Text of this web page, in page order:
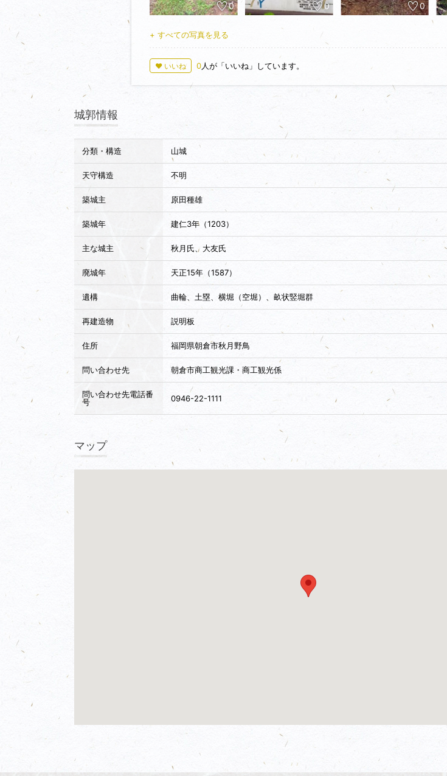
0 0 0
+ すべての写真を見る
♥ いいね 0人が「いいね」しています。
城郭情報
分類・構造 山城
天守構造 不明
築城主 原田種雄
築城年 建仁3年（1203）
主な城主 秋月氏、大友氏
廃城年 天正15年（1587）
遺構 曲輪、土塁、横堀（空堀）、畝状竪堀群
再建造物 説明板
住所 福岡県朝倉市秋月野鳥
問い合わせ先 朝倉市商工観光課・商工観光係
問い合わせ先電話番
号
0946-22-1111
マップ